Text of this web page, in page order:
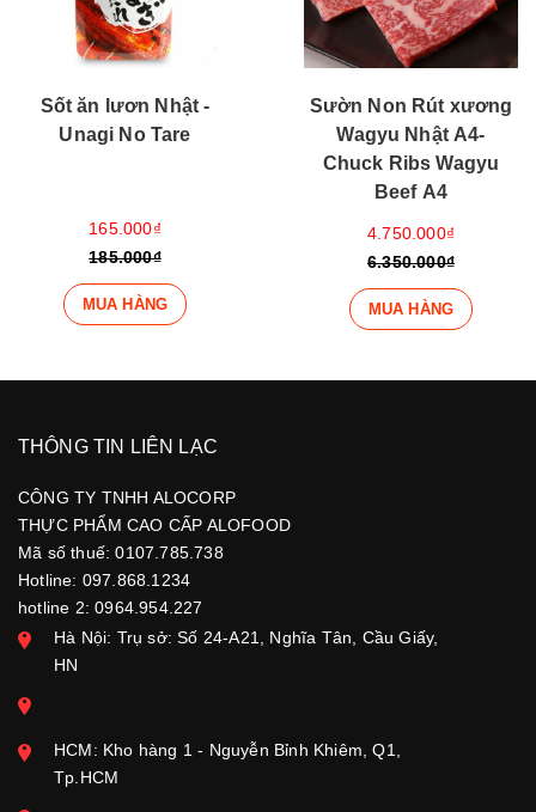
Sốt ăn lươn Nhật -
Unagi No Tare
165.000₫
185.000₫
MUA HÀNG
Sườn Non Rút xương
Wagyu Nhật A4-
Chuck Ribs Wagyu
Beef A4
4.750.000₫
6.350.000₫
MUA HÀNG
THÔNG TIN LIÊN LẠC
CÔNG TY TNHH ALOCORP
THỰC PHẨM CAO CẤP ALOFOOD
Mã số thuế: 0107.785.738
Hotline: 097.868.1234
hotline 2: 0964.954.227
Hà Nội: Trụ sở: Số 24-A21, Nghĩa Tân, Cầu Giấy,
HN
HCM: Kho hàng 1 - Nguyễn Bỉnh Khiêm, Q1,
Tp.HCM